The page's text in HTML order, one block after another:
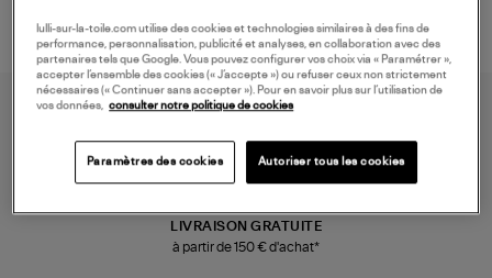
LIVRAISON GRATUITE
à partir de 150 € d'achat*
lulli-sur-la-toile.com utilise des cookies et technologies similaires à des fins de
performance, personnalisation, publicité et analyses, en collaboration avec des
partenaires tels que Google. Vous pouvez configurer vos choix via « Paramétrer »,
accepter l’ensemble des cookies (« J’accepte ») ou refuser ceux non strictement
nécessaires (« Continuer sans accepter »). Pour en savoir plus sur l’utilisation de
vos données, consulter notre politique de cookies
Paramètres des cookies Autoriser tous les cookies